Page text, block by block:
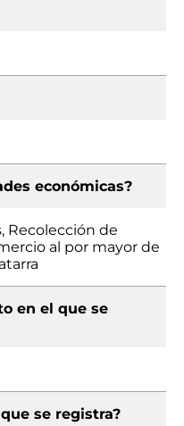
económicas?
Recolección de
al por mayor de
en el que se
se registra?